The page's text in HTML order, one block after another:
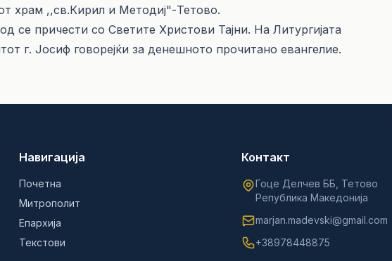
храм ,,св.Кирил и Методиј"-Тетово.
се причести со Светите Христови Тајни. На Литургијата
г. Јосиф говорејќи за денешното прочитано евангелие.
Навигација
Почетна
Митрополит
Епархија
Текстови
Контакт
Гоце Делчев ББ, Тетово
Република Македонија
marjan.madevski@gmail.com
+38978448875